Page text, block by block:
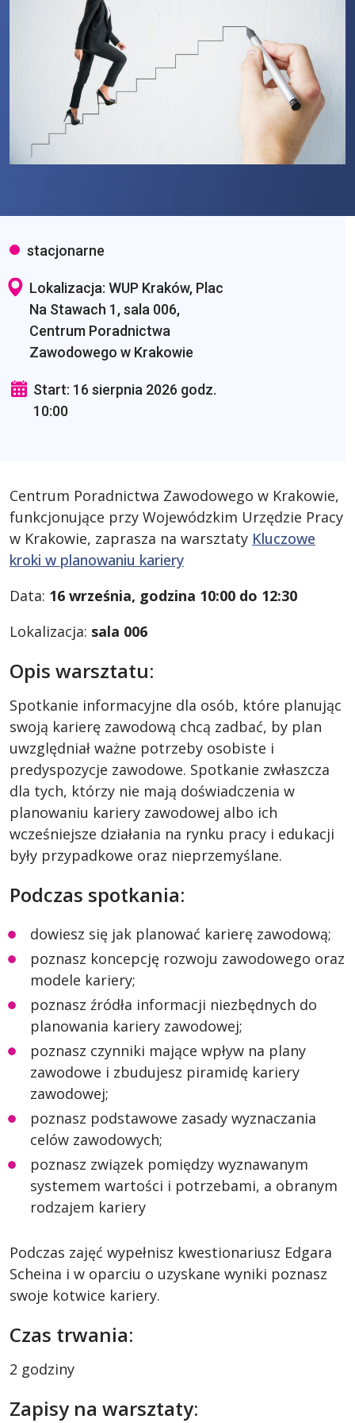
stacjonarne
Lokalizacja: WUP Kraków, Plac
Na Stawach 1, sala 006,
Centrum Poradnictwa
Zawodowego w Krakowie
Start: 16 sierpnia 2026 godz.
10:00
Centrum Poradnictwa Zawodowego w Krakowie,
funkcjonujące przy Wojewódzkim Urzędzie Pracy
w Krakowie, zaprasza na warsztaty Kluczowe
kroki w planowaniu kariery
Data: 16 września, godzina 10:00 do 12:30
Lokalizacja: sala 006
Opis warsztatu:
Spotkanie informacyjne dla osób, które planując
swoją karierę zawodową chcą zadbać, by plan
uwzględniał ważne potrzeby osobiste i
predyspozycje zawodowe. Spotkanie zwłaszcza
dla tych, którzy nie mają doświadczenia w
planowaniu kariery zawodowej albo ich
wcześniejsze działania na rynku pracy i edukacji
były przypadkowe oraz nieprzemyślane.
Podczas spotkania:
dowiesz się jak planować karierę zawodową;
poznasz koncepcję rozwoju zawodowego oraz
modele kariery;
poznasz źródła informacji niezbędnych do
planowania kariery zawodowej;
poznasz czynniki mające wpływ na plany
zawodowe i zbudujesz piramidę kariery
zawodowej;
poznasz podstawowe zasady wyznaczania
celów zawodowych;
poznasz związek pomiędzy wyznawanym
systemem wartości i potrzebami, a obranym
rodzajem kariery
Podczas zajęć wypełnisz kwestionariusz Edgara
Scheina i w oparciu o uzyskane wyniki poznasz
swoje kotwice kariery.
Czas trwania:
2 godziny
Zapisy na warsztaty: